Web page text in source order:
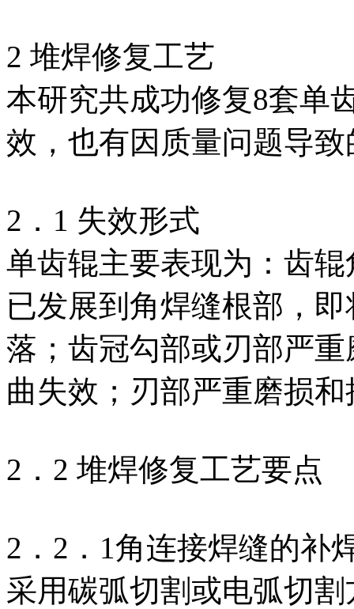
2 堆焊修复工艺
本研究共成功修复8套单
效，也有因质量问题导
2．1 失效形式
单齿辊主要表现为：齿
已发展到角焊缝根部，
落；齿冠勾部或刃部严
曲失效；刃部严重磨损和
2．2 堆焊修复工艺要点
2．2．1角连接焊缝的补
采用碳弧切割或电弧切